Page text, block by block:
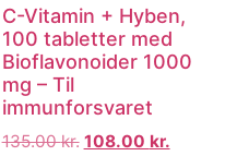
C-Vitamin + Hyben,
100 tabletter med
Bioflavonoider 1000
mg – Til
immunforsvaret
135.00kr. 108.00 kr.